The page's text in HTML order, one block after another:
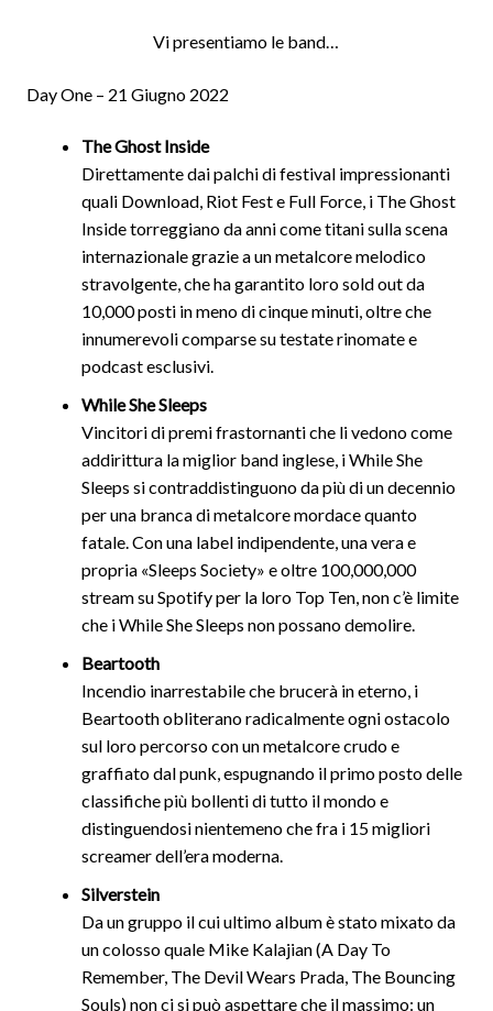
Vi presentiamo le band…
Day One – 21 Giugno 2022
The Ghost Inside
Direttamente dai palchi di festival impressionanti
quali Download, Riot Fest e Full Force, i The Ghost
Inside torreggiano da anni come titani sulla scena
internazionale grazie a un metalcore melodico
stravolgente, che ha garantito loro sold out da
10,000 posti in meno di cinque minuti, oltre che
innumerevoli comparse su testate rinomate e
podcast esclusivi.
While She Sleeps
Vincitori di premi frastornanti che li vedono come
addirittura la miglior band inglese, i While She
Sleeps si contraddistinguono da più di un decennio
per una branca di metalcore mordace quanto
fatale. Con una label indipendente, una vera e
propria «Sleeps Society» e oltre 100,000,000
stream su Spotify per la loro Top Ten, non c’è limite
che i While She Sleeps non possano demolire.
Beartooth
Incendio inarrestabile che brucerà in eterno, i
Beartooth obliterano radicalmente ogni ostacolo
sul loro percorso con un metalcore crudo e
graffiato dal punk, espugnando il primo posto delle
classifiche più bollenti di tutto il mondo e
distinguendosi nientemeno che fra i 15 migliori
screamer dell’era moderna.
Silverstein
Da un gruppo il cui ultimo album è stato mixato da
un colosso quale Mike Kalajian (A Day To
Remember, The Devil Wears Prada, The Bouncing
Souls) non ci si può aspettare che il massimo: un